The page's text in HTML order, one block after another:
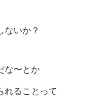
ないか？
な〜とか
れることって